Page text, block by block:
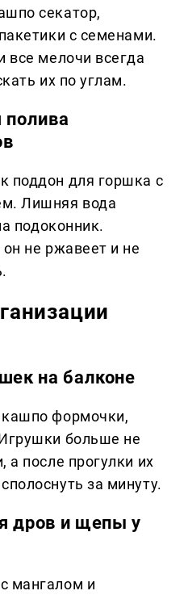
секатор,
с семенами.
все мелочи всегда
их по углам.
полива
поддон для горшка с
Лишняя вода
подоконник.
не ржавеет и не
на балконе
формочки,
больше не
а после прогулки их
за минуту.
дров и щепы у
мангалом и